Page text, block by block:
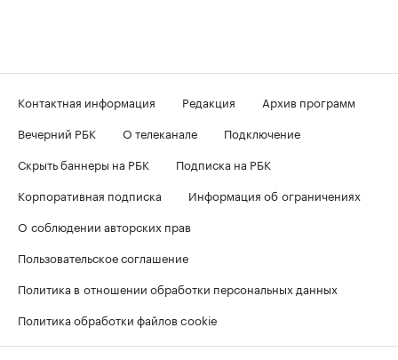
Контактная информация Редакция
Архив программ
Вечерний РБК
О телеканале
Подключение
Скрыть баннеры на РБК
Подписка на РБК
Корпоративная подписка
Информация об ограничениях
О соблюдении авторских прав
Пользовательское соглашение
Политика в отношении обработки персональных данных
Политика обработки файлов cookie